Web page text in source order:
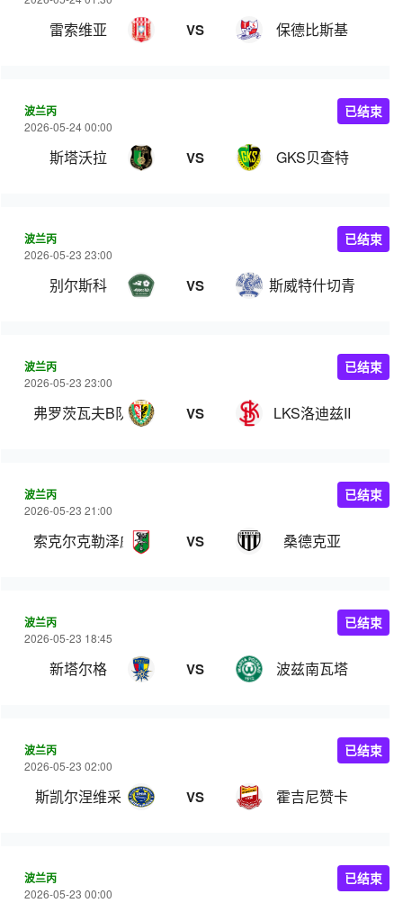
雷索维亚 VS 保德比斯基
波兰丙
2026-05-24 00:00
斯塔沃拉 VS GKS贝查特
已结束
波兰丙
2026-05-23 23:00
别尔斯科 VS 斯威特什切青
已结束
波兰丙
2026-05-23 23:00
弗罗茨瓦夫B队 VS LKS洛迪兹II
已结束
波兰丙
2026-05-23 21:00
索克尔克勒泽威 VS 桑德克亚
已结束
波兰丙
2026-05-23 18:45
新塔尔格 VS 波兹南瓦塔
已结束
波兰丙
2026-05-23 02:00
斯凯尔涅维采 VS 霍吉尼赞卡
已结束
波兰丙
2026-05-23 00:00
已结束